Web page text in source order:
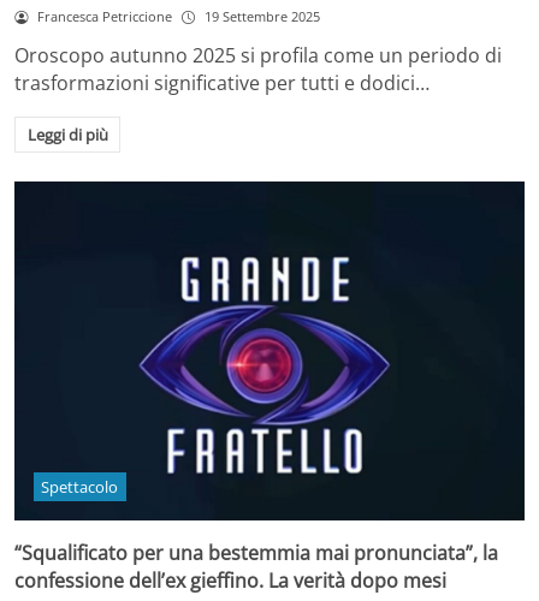
Francesca Petriccione 19 Settembre 2025
Oroscopo autunno 2025 si profila come un periodo di
trasformazioni significative per tutti e dodici…
Leggi di più
Spettacolo
“Squalificato per una bestemmia mai pronunciata”, la
confessione dell’ex gieffino. La verità dopo mesi